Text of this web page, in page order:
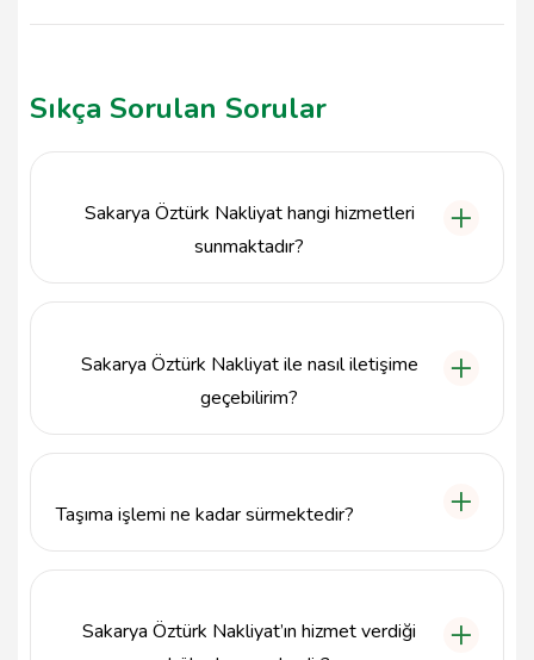
Sıkça Sorulan Sorular
Sakarya Öztürk Nakliyat hangi hizmetleri
sunmaktadır?
sağlamaktadır.
Sakarya Öztürk Nakliyat ile nasıl iletişime
geçebilirim?
Taşıma işlemi ne kadar sürmektedir?
tamamlanmaktadır.
Sakarya Öztürk Nakliyat’ın hizmet verdiği